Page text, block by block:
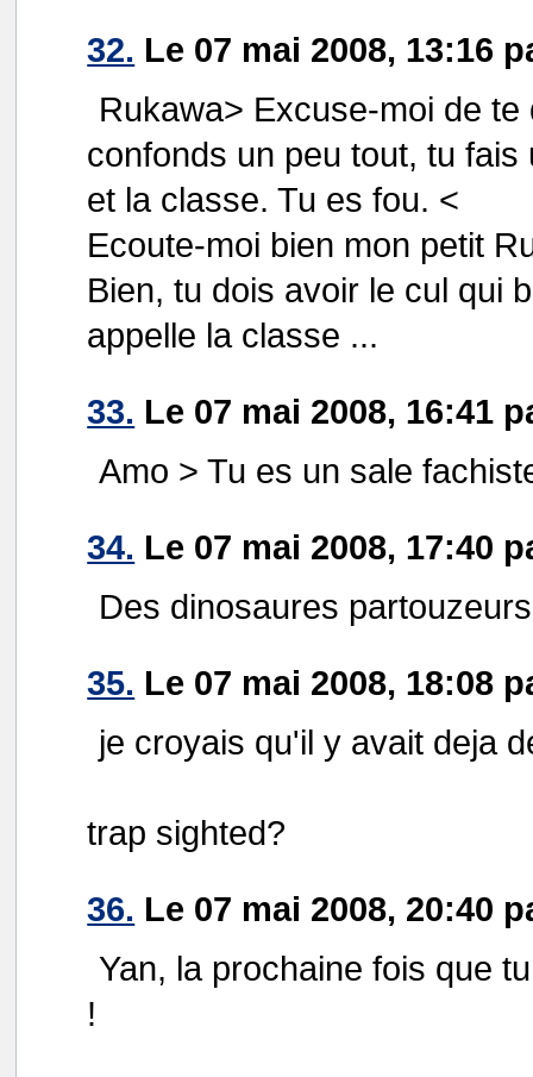
32. Le 07 mai 2008, 13:16
Rukawa> Excuse-moi de
confonds un peu tout, tu
et la classe. Tu es fou. <
Ecoute-moi bien mon petit
Bien, tu dois avoir le cul qui
appelle la classe ...
33. Le 07 mai 2008, 16:41
Amo > Tu es un sale
34. Le 07 mai 2008, 17:40
Des dinosaures
35. Le 07 mai 2008, 18:08
je croyais qu'il y avait deja
trap sighted?
36. Le 07 mai 2008, 20:40
Yan, la prochaine fois que
!